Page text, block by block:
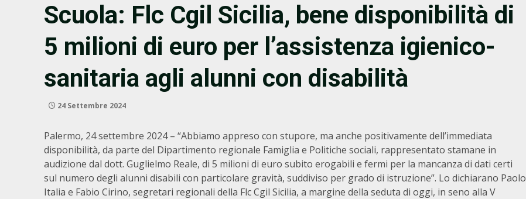
Scuola: Flc Cgil Sicilia, bene disponibilità di
5 milioni di euro per l’assistenza igienico-
sanitaria agli alunni con disabilità
24 Settembre 2024
Palermo, 24 settembre 2024 – “Abbiamo appreso con stupore, ma anche positivamente dell’immediata
disponibilità, da parte del Dipartimento regionale Famiglia e Politiche sociali, rappresentato stamane in
audizione dal dott. Guglielmo Reale, di 5 milioni di euro subito erogabili e fermi per la mancanza di dati certi
sul numero degli alunni disabili con particolare gravità, suddiviso per grado di istruzione”. Lo dichiarano Paolo
Italia e Fabio Cirino, segretari regionali della Flc Cgil Sicilia, a margine della seduta di oggi, in seno alla V